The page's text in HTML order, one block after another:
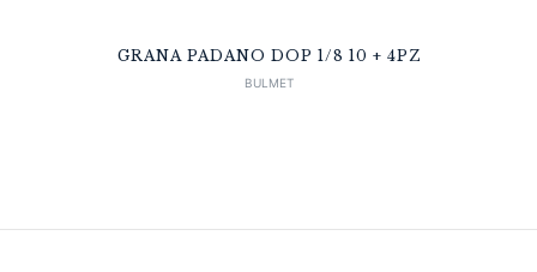
GRANA PADANO DOP 1/8 10 + 4PZ
BULMET